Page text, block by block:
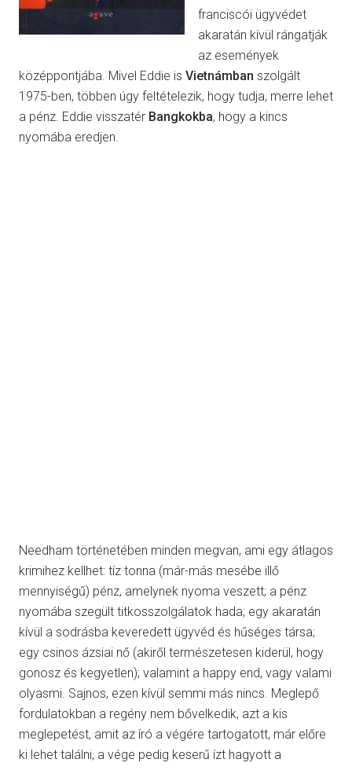
franciscói ügyvédet
akaratán kívül rángatják
az események
középpontjába. Mivel Eddie is Vietnámban szolgált
1975-ben, többen úgy feltételezik, hogy tudja, merre lehet
a pénz. Eddie visszatér Bangkokba, hogy a kincs
nyomába eredjen.
Needham történetében minden megvan, ami egy átlagos
krimihez kellhet: tíz tonna (már-más mesébe illő
mennyiségű) pénz, amelynek nyoma veszett; a pénz
nyomába szegült titkosszolgálatok hada; egy akaratán
kívül a sodrásba keveredett ügyvéd és hűséges társa;
egy csinos ázsiai nő (akiről természetesen kiderül, hogy
gonosz és kegyetlen); valamint a happy end, vagy valami
olyasmi. Sajnos, ezen kívül semmi más nincs. Meglepő
fordulatokban a regény nem bővelkedik, azt a kis
meglepetést, amit az író a végére tartogatott, már előre
ki lehet találni, a vége pedig keserű ízt hagyott a